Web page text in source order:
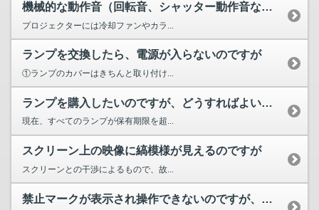
機械的な動作音（回転音、シャッター動作音など）がするのです...
プロジェクターには冷却ファンやカラ...
ランプを交換したら、電源が入らないのですが
①ランプのカバーはきちんと取り付け...
ランプを購入したいのですが、どうすればよいですか？
現在、すべてのランプが保有期限を超...
スクリーン上の映像に縞模様が見えるのですが
スクリーンとの干渉によるもので、故...
禁止マークが表示され操作できないのですが、故障ですか